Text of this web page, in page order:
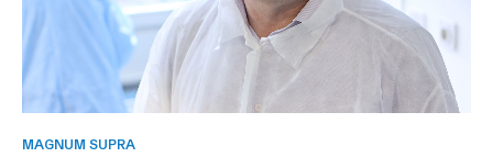
MAGNUM SUPRA